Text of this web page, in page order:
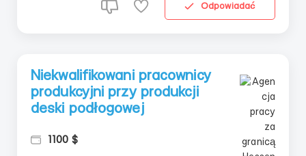
Odpowiadać
Niekwalifikowani pracownicy
produkcyjni przy produkcji
deski podłogowej
1100 $